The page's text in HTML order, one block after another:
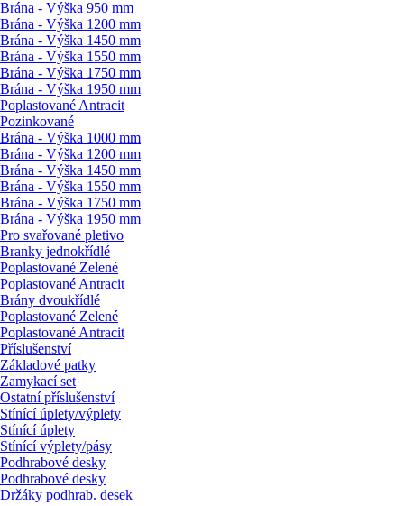
Brána - Výška 950 mm
Brána - Výška 1200 mm
Brána - Výška 1450 mm
Brána - Výška 1550 mm
Brána - Výška 1750 mm
Brána - Výška 1950 mm
Poplastované Antracit
Pozinkované
Brána - Výška 1000 mm
Brána - Výška 1200 mm
Brána - Výška 1450 mm
Brána - Výška 1550 mm
Brána - Výška 1750 mm
Brána - Výška 1950 mm
Pro svařované pletivo
Branky jednokřídlé
Poplastované Zelené
Poplastované Antracit
Brány dvoukřídlé
Poplastované Zelené
Poplastované Antracit
Příslušenství
Základové patky
Zamykací set
Ostatní příslušenství
Stínící úplety/výplety
Stínící úplety
Stínící výplety/pásy
Podhrabové desky
Podhrabové desky
Držáky podhrab. desek